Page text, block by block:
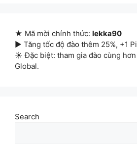
★ Mã mời chính thức: lekka90
▶ Tăng tốc độ đào thêm 25%, +1
☀ Đặc biệt: tham gia đào cùng
Global.
Search